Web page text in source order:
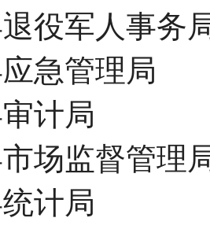
役军人事务
急管理局
计局
场监督管理
计局